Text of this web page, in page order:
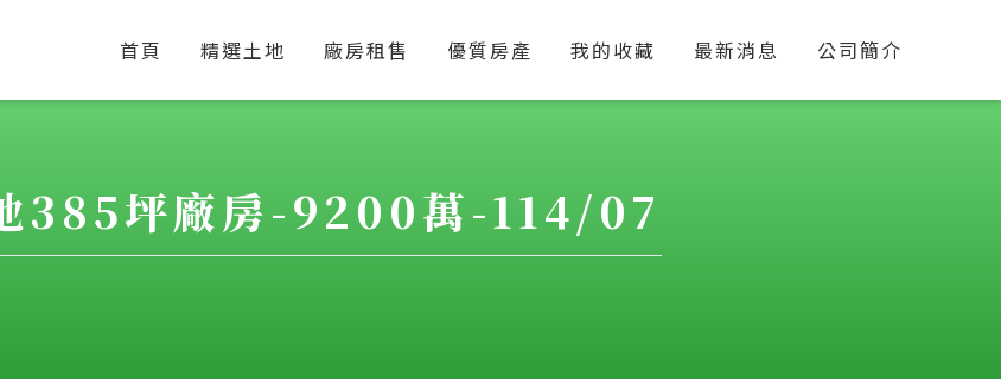
首頁 精選土地 廠房租售 優質房產 我的收藏 最新消息 公司簡介
385坪廠房-9200萬-114/07